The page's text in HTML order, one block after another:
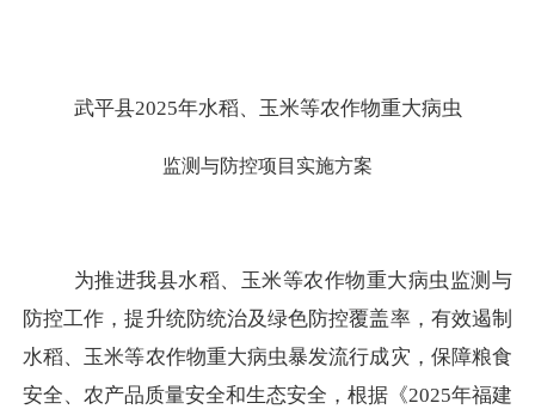
武平县2025年水稻、玉米等农作物重大病虫
监测与防控项目实施方案
为推进我县水稻、玉米等农作物重大病虫监测与
防控工作，提升统防统治及绿色防控覆盖率，有效遏制
水稻、玉米等农作物重大病虫暴发流行成灾，保障粮食
安全、农产品质量安全和生态安全，根据《2025年福建